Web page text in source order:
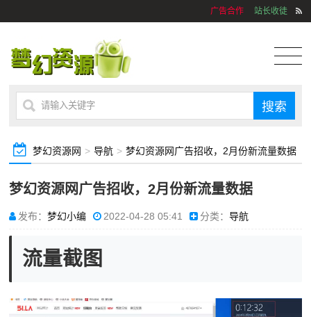
广告合作 站长收徒
梦幻资源网 > 导航 > 梦幻资源网广告招收，2月份新流量数据
梦幻资源网广告招收，2月份新流量数据
发布：梦幻小编 2022-04-28 05:41 分类：导航
流量截图